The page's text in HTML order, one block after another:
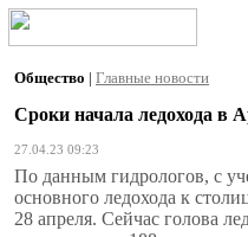
Общество | Главные новости
Сроки начала ледохода в
27.04.23 09:23
По данным гидрологов, с
основного ледохода к
28 апреля. Сейчас голова